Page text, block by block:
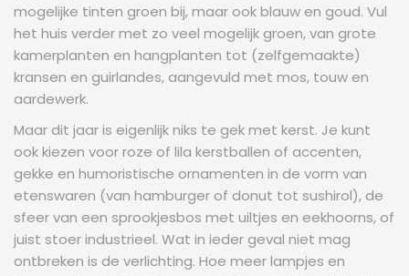
mogelijke tinten groen bij, maar ook blauw en goud. Vul
het huis verder met zo veel mogelijk groen, van grote
kamerplanten en hangplanten tot (zelfgemaakte)
kransen en guirlandes, aangevuld met mos, touw en
aardewerk.
Maar dit jaar is eigenlijk niks te gek met kerst. Je kunt
ook kiezen voor roze of lila kerstballen of accenten,
gekke en humoristische ornamenten in de vorm van
etenswaren (van hamburger of donut tot sushirol), de
sfeer van een sprookjesbos met uiltjes en eekhoorns, of
juist stoer industrieel. Wat in ieder geval niet mag
ontbreken is de verlichting. Hoe meer lampjes en